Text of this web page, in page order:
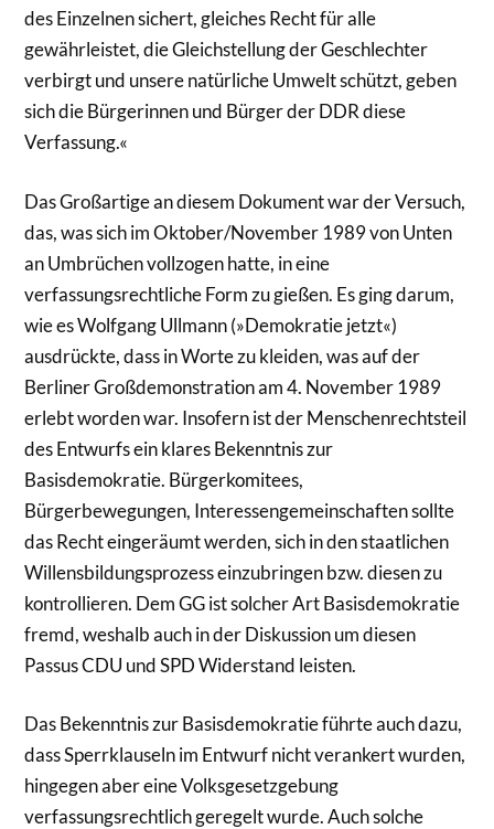
des Einzelnen sichert, gleiches Recht für alle
gewährleistet, die Gleichstellung der Geschlechter
verbirgt und unsere natürliche Umwelt schützt, geben
sich die Bürgerinnen und Bürger der DDR diese
Verfassung.«
Das Großartige an diesem Dokument war der Versuch,
das, was sich im Oktober/November 1989 von Unten
an Umbrüchen vollzogen hatte, in eine
verfassungsrechtliche Form zu gießen. Es ging darum,
wie es Wolfgang Ullmann (»Demokratie jetzt«)
ausdrückte, dass in Worte zu kleiden, was auf der
Berliner Großdemonstration am 4. November 1989
erlebt worden war. Insofern ist der Menschenrechtsteil
des Entwurfs ein klares Bekenntnis zur
Basisdemokratie. Bürgerkomitees,
Bürgerbewegungen, Interessengemeinschaften sollte
das Recht eingeräumt werden, sich in den staatlichen
Willensbildungsprozess einzubringen bzw. diesen zu
kontrollieren. Dem GG ist solcher Art Basisdemokratie
fremd, weshalb auch in der Diskussion um diesen
Passus CDU und SPD Widerstand leisten.
Das Bekenntnis zur Basisdemokratie führte auch dazu,
dass Sperrklauseln im Entwurf nicht verankert wurden,
hingegen aber eine Volksgesetzgebung
verfassungsrechtlich geregelt wurde. Auch solche